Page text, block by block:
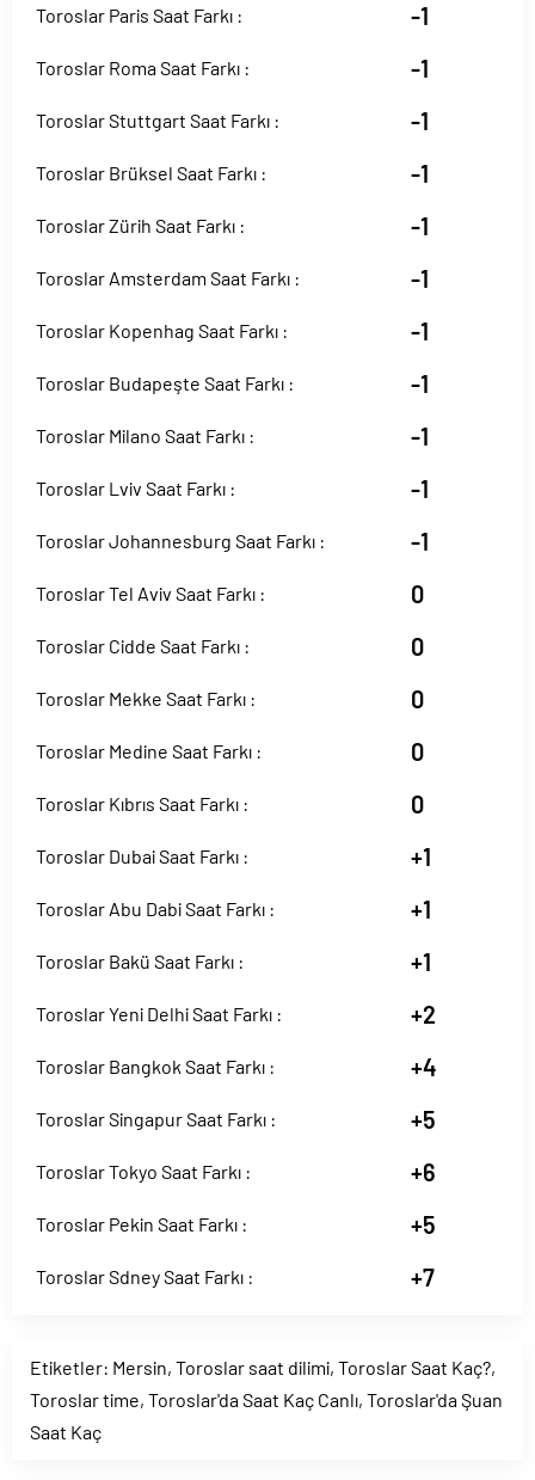
Toroslar Paris Saat Farkı : -1
Toroslar Roma Saat Farkı : -1
Toroslar Stuttgart Saat Farkı : -1
Toroslar Brüksel Saat Farkı : -1
Toroslar Zürih Saat Farkı : -1
Toroslar Amsterdam Saat Farkı : -1
Toroslar Kopenhag Saat Farkı : -1
Toroslar Budapeşte Saat Farkı : -1
Toroslar Milano Saat Farkı : -1
Toroslar Lviv Saat Farkı : -1
Toroslar Johannesburg Saat Farkı : -1
Toroslar Tel Aviv Saat Farkı : 0
Toroslar Cidde Saat Farkı : 0
Toroslar Mekke Saat Farkı : 0
Toroslar Medine Saat Farkı : 0
Toroslar Kıbrıs Saat Farkı : 0
Toroslar Dubai Saat Farkı : +1
Toroslar Abu Dabi Saat Farkı : +1
Toroslar Bakü Saat Farkı : +1
Toroslar Yeni Delhi Saat Farkı : +2
Toroslar Bangkok Saat Farkı : +4
Toroslar Singapur Saat Farkı : +5
Toroslar Tokyo Saat Farkı : +6
Toroslar Pekin Saat Farkı : +5
Toroslar Sdney Saat Farkı : +7
Etiketler: Mersin, Toroslar saat dilimi, Toroslar Saat Kaç?,
Toroslar time, Toroslar'da Saat Kaç Canlı, Toroslar'da Şuan
Saat Kaç